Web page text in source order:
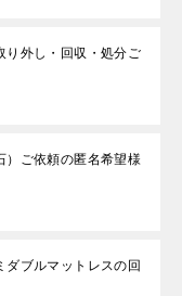
り外し・回収・処分ご
）ご依頼の匿名希望様
ダブルマットレスの回